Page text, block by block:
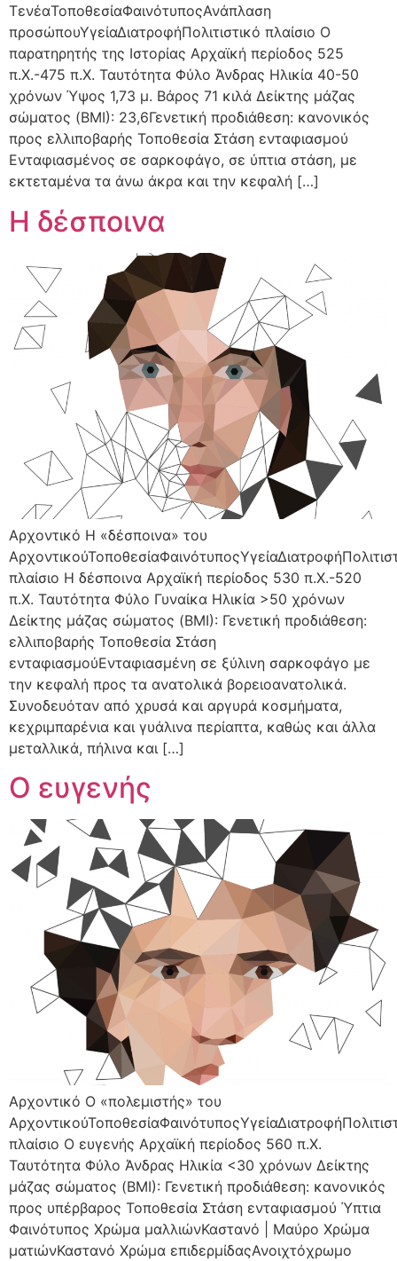
ΤενέαΤοποθεσίαΦαινότυποςΑνάπλαση
προσώπουΥγείαΔιατροφήΠολιτιστικό πλαίσιο Ο
παρατηρητής της Ιστορίας Αρχαϊκή περίοδος 525
π.Χ.-475 π.Χ. Ταυτότητα Φύλο Άνδρας Ηλικία 40-50
χρόνων Ύψος 1,73 μ. Βάρος 71 κιλά Δείκτης μάζας
σώματος (BMI): 23,6Γενετική προδιάθεση: κανονικός
προς ελλιποβαρής Τοποθεσία Στάση ενταφιασμού
Ενταφιασμένος σε σαρκοφάγο, σε ύπτια στάση, με
εκτεταμένα τα άνω άκρα και την κεφαλή […]
H δέσποινα
Αρχοντικό Η «δέσποινα» του
πλαίσιο H δέσποινα Αρχαϊκή περίοδος 530 π.Χ.-520
π.Χ. Ταυτότητα Φύλο Γυναίκα Ηλικία >50 χρόνων
Δείκτης μάζας σώματος (BMI): Γενετική προδιάθεση:
ελλιποβαρής Τοποθεσία Στάση
ενταφιασμούΕνταφιασμένη σε ξύλινη σαρκοφάγο με
την κεφαλή προς τα ανατολικά βορειοανατολικά.
Συνοδευόταν από χρυσά και αργυρά κοσμήματα,
κεχριμπαρένια και γυάλινα περίαπτα, καθώς και άλλα
μεταλλικά, πήλινα και […]
Ο ευγενής
Αρχοντικό Ο «πολεμιστής» του
πλαίσιο Ο ευγενής Αρχαϊκή περίοδος 560 π.Χ.
Ταυτότητα Φύλο Άνδρας Ηλικία <30 χρόνων Δείκτης
μάζας σώματος (BMI): Γενετική προδιάθεση: κανονικός
προς υπέρβαρος Τοποθεσία Στάση ενταφιασμού Ύπτια
Φαινότυπος Χρώμα μαλλιώνΚαστανό | Μαύρο Χρώμα
ματιώνΚαστανό Χρώμα επιδερμίδαςΑνοιχτόχρωμο